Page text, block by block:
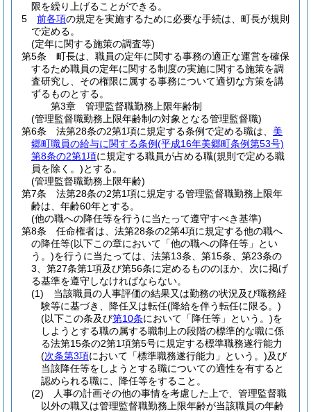
限を繰り上げることができる。
5
前各項の規定を実施するために必要な手続は、町長が規則
で定める。
(定年に関する施策の調査等)
第5条
町長は、職員の定年に関する事務の適正な運営を確保
するため職員の定年に関する制度の実施に関する施策を調
査研究し、その権限に属する事務について適切な方策を講
ずるものとする。
第3章
管理監督職勤務上限年齢制
(管理監督職勤務上限年齢制の対象となる管理監督職)
第6条
法第28条の2第1項に規定する条例で定める職は、 美
郷町職員の給与に関する条例(平成16年美郷町条例第53号)
第8条の2第1項に規定する職員が占める職(規則で定める職
員を除く。)とする。
(管理監督職勤務上限年齢)
第7条
法第28条の2第1項に規定する管理監督職勤務上限年
齢は、年齢60年とする。
(他の職への降任等を行うに当たって遵守すべき基準)
第8条
任命権者は、法第28条の2第4項に規定する他の職へ
の降任等(以下この章において「他の職への降任等」とい
う。)を行うに当たっては、法第13条、第15条、第23条の
3、第27条第1項及び第56条に定めるもののほか、次に掲げ
る基準を遵守しなければならない。
(1)
当該職員の人事評価の結果又は勤務の状況及び職務経
験等に基づき、降任又は転任(降給を伴う転任に限る。)
(以下この条及び第10条において「降任等」という。)を
しようとする職の属する職制上の段階の標準的な職に係
る法第15条の2第1項第5号に規定する標準職務遂行能力
(次条第3項において「標準職務遂行能力」という。)及び
当該降任等をしようとする職についての適性を有すると
認められる職に、降任等をすること。
(2)
人事の計画その他の事情を考慮した上で、管理監督職
以外の職又は管理監督職勤務上限年齢が当該職員の年齢